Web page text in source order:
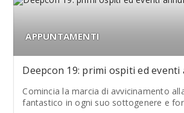
APPUNTAMENTI
Deepcon 19: primi ospiti ed eventi
Comincia la marcia di avvicinamento
fantastico in ogni suo sottogenere e